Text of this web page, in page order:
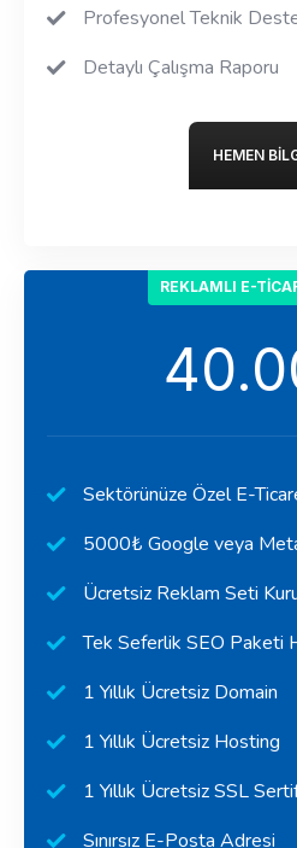
Profesyonel Teknik
Detaylı Çalışma Raporu
HEMEN
REKLAMLI E-
Sektörünüze Özel E-
5000₺ Google veya
Ücretsiz Reklam Seti
Tek Seferlik SEO Paketi
1 Yıllık Ücretsiz Domain
1 Yıllık Ücretsiz Hosting
1 Yıllık Ücretsiz SSL
Sınırsız E-Posta Adresi